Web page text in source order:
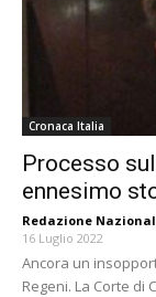
Cronaca Italia
Processo
ennesimo
Redazione
16 Luglio 2022
Ancora un
Regeni. La Corte di